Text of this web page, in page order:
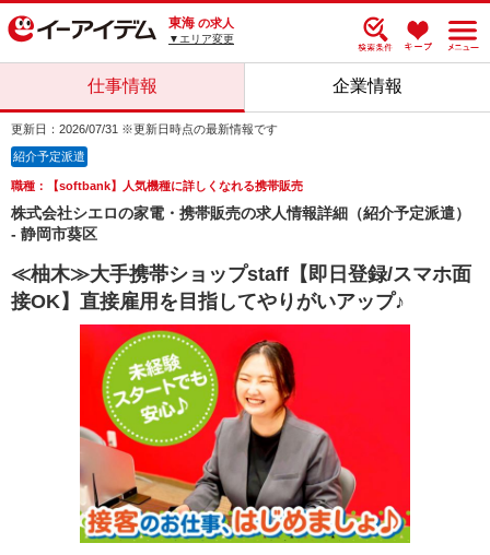
東海 の求人
▼エリア変更
仕事情報 企業情報
更新日：2026/07/31 ※更新日時点の最新情報です
紹介予定派遣
職種：【softbank】人気機種に詳しくなれる携帯販売
株式会社シエロの家電・携帯販売の求人情報詳細（紹介予定派遣）
- 静岡市葵区
≪柚木≫大手携帯ショップstaff【即日登録/スマホ面
接OK】直接雇用を目指してやりがいアップ♪